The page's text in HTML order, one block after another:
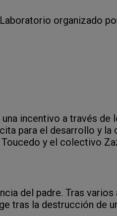
Laboratorio organizado
incentivo a través de
para el desarrollo y la
y el colectivo
del padre. Tras
tras la destrucción de